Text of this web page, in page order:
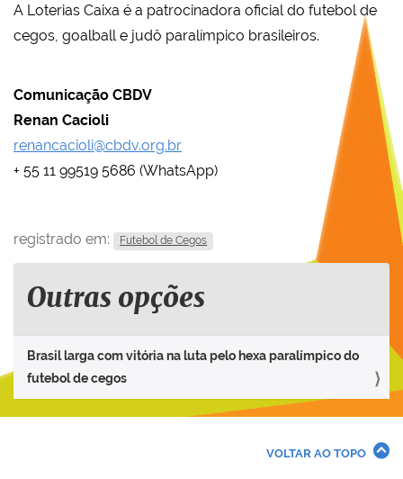
A Loterias Caixa é a patrocinadora oficial do futebol de
cegos, goalball e judô paralímpico brasileiros.
Comunicação CBDV
Renan Cacioli
renancacioli@cbdv.org.br
+ 55 11 99519 5686 (WhatsApp)
registrado em: Futebol de Cegos
Outras opções
Brasil larga com vitória na luta pelo hexa paralímpico do
futebol de cegos
VOLTAR AO TOPO